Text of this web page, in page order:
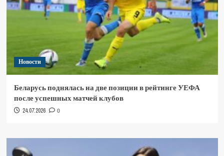
Новости
Беларусь поднялась на две позиции в рейтинге УЕФА
после успешных матчей клубов
24.07.2026 0